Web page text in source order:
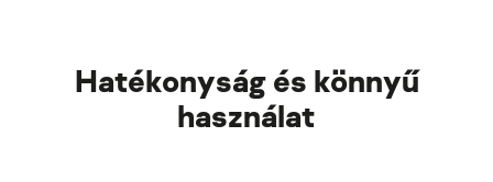
Hatékonyság és könnyű
használat